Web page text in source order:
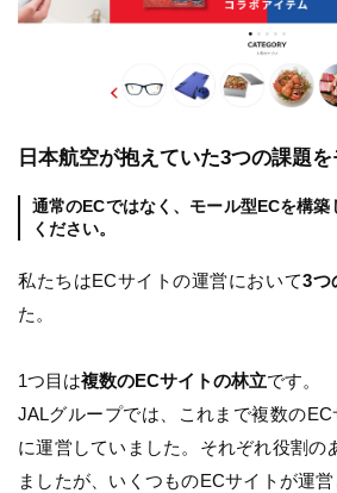
日本航空が抱えていた3つの課題
通常のECではなく、モール型ECを構
ください。
私たちはECサイトの運営において3つ
た。
1つ目は複数のECサイトの林立です。
JALグループでは、これまで複数のEC
に運営していました。それぞれ役割の
ましたが、いくつものECサイトが運